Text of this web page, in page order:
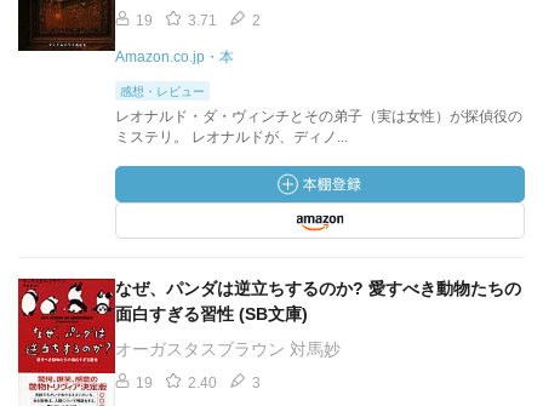
19 3.71 2
Amazon.co.jp・本
感想・レビュー
レオナルド・ダ・ヴィンチとその弟子（実は女性）が探偵役の
ミステリ。 レオナルドが、ディノ...
なぜ、パンダは逆立ちするのか? 愛すべき動物たちの
面白すぎる習性 (SB文庫)
オーガスタスブラウン 対馬妙
19 2.40 3